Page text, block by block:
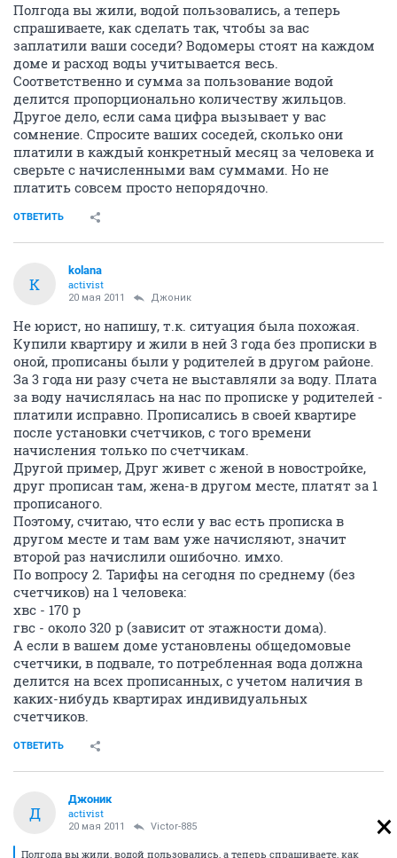
Полгода вы жили, водой пользовались, а теперь
спрашиваете, как сделать так, чтобы за вас
заплатили ваши соседи? Водомеры стоят на каждом
доме и расход воды учитывается весь.
Соответственно и сумма за пользование водой
делится пропорционально количеству жильцов.
Другое дело, если сама цифра вызывает у вас
сомнение. Спросите ваших соседей, сколько они
платили в каждый конкретный месяц за человека и
сверьте с начисленными вам суммами. Но не
платить совсем просто непорядочно.
ОТВЕТИТЬ
K
kolana
activist
20 мая 2011 Джоник
Не юрист, но напишу, т.к. ситуация была похожая.
Купили квартиру и жили в ней 3 года без прописки в
оной, прописаны были у родителей в другом районе.
За 3 года ни разу счета не выставляли за воду. Плата
за воду начислялась на нас по прописке у родителей -
платили исправно. Прописались в своей квартире
после установки счетчиков, с того времени
начисления только по счетчикам.
Другой пример, Друг живет с женой в новостройке,
друг прописан там, жена-в другом месте, платят за 1
прописаного.
Поэтому, считаю, что если у вас есть прописка в
другом месте и там вам уже начисляют, значит
второй раз начислили ошибочно. имхо.
По вопросу 2. Тарифы на сегодня по среднему (без
счетчиков) на 1 человека:
хвс - 170 р
гвс - около 320 р (зависит от этажности дома).
А если в вашем доме установлены общедомовые
счетчики, в подвале, то потребленная вода должна
делится на всех прописанных, с учетом наличия в
каких-нибудь квартирах индивидуальных
счетчиков.
ОТВЕТИТЬ
Д
Джоник
activist
20 мая 2011 Victor-885
Полгода вы жили, водой пользовались, а теперь спрашиваете, как